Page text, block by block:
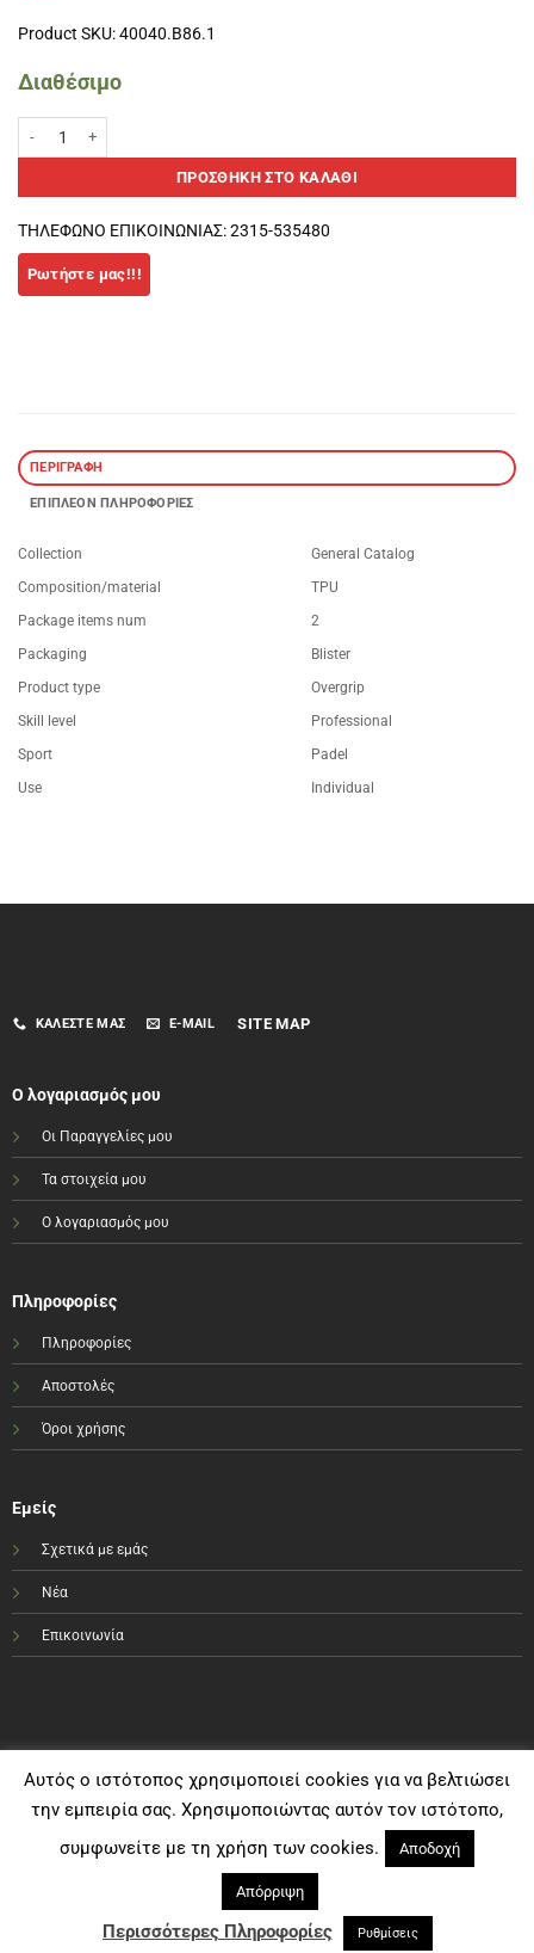
Product SKU: 40040.B86.1
Διαθέσιμο
ΠΡΟΣΘΉΚΗ ΣΤΟ ΚΑΛΆΘΙ
ΤΗΛΕΦΩΝΟ ΕΠΙΚΟΙΝΩΝΙΑΣ: 2315-535480
ΠΕΡΙΓΡΑΦΉ
ΕΠΙΠΛΈΟΝ ΠΛΗΡΟΦΟΡΊΕΣ
Collection
General Catalog
Composition/material
TPU
Package items num
2
Packaging
Blister
Product type
Overgrip
Skill level
Professional
Sport
Padel
Use
Individual
ΚΑΛΈΣΤΕ ΜΑΣ E-MAIL SITE MAP
Ο λογαριασμός μου
Οι Παραγγελίες μου
Τα στοιχεία μου
Ο λογαριασμός μου
Πληροφορίες
Πληροφορίες
Αποστολές
Όροι χρήσης
Εμείς
Σχετικά με εμάς
Νέα
Επικοινωνία
PayPal MasterCard
Transfer
On
Copyright e-sportshop.gr 2021©
Αυτός ο ιστότοπος χρησιμοποιεί cookies για να βελτιώσει
την εμπειρία σας. Χρησιμοποιώντας αυτόν τον ιστότοπο,
συμφωνείτε με τη χρήση των cookies.
Αποδοχή
Απόρριψη
Περισσότερες Πληροφορίες Ρυθμίσεις